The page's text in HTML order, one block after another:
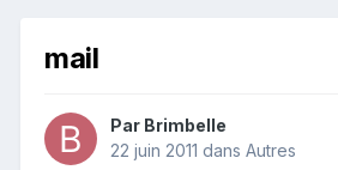
mail
Par Brimbelle
22 juin 2011 dans Autres